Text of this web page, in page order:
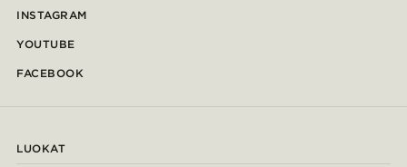
INSTAGRAM
YOUTUBE
FACEBOOK
LUOKAT